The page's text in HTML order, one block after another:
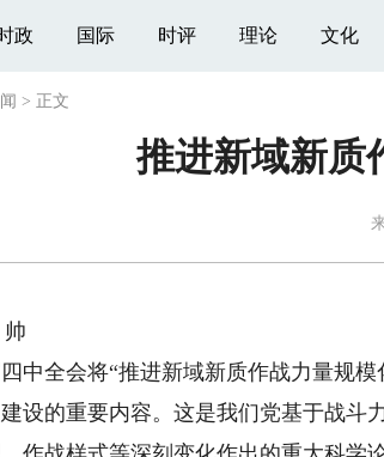
政 国际 时评 理论 文化
> 正文
推进新域新质
全会将“推进新域新质作战力量规模
设的重要内容。这是我们党基于战斗